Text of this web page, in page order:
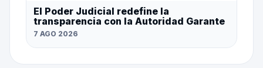
El Poder Judicial redefine la
transparencia con la Autoridad Garante
7 AGO 2026